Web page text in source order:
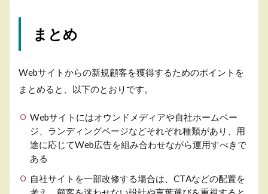
まとめ
Webサイトからの新規顧客を獲得するためのポイントを
まとめると、以下のとおりです。
Webサイトにはオウンドメディアや自社ホームペー
ジ、ランディングページなどそれぞれ種類があり、用
途に応じてWeb広告を組み合わせながら運用すべきで
ある
自社サイトを一部改修する場合は、CTAなどの配置を